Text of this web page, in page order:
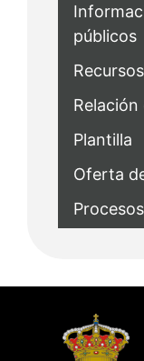
públicos
Plantilla
Oferta